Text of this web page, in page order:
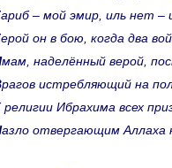
Гариб – мой эмир, иль нет –
Герой он в бою, кoгда два
Имам, нaделённый верой,
Вpaгов истребляющий нa
К религии Ибpaхима всех
Назло отвергающим Аллаха